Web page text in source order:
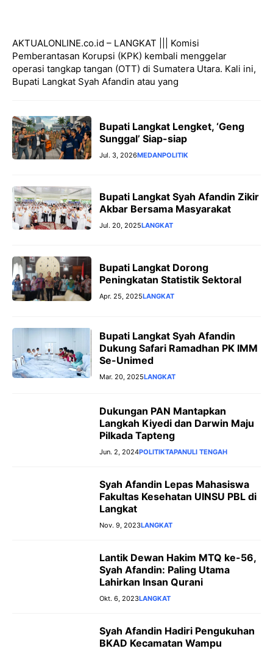
AKTUALONLINE.co.id – LANGKAT ||| Komisi
Pemberantasan Korupsi (KPK) kembali menggelar
operasi tangkap tangan (OTT) di Sumatera Utara. Kali ini,
Bupati Langkat Syah Afandin atau yang
Bupati Langkat Lengket, ‘Geng
Sunggal’ Siap-siap ‎
Jul. 3, 2026MEDANPOLITIK
Bupati Langkat Syah Afandin Zikir
Akbar Bersama Masyarakat
Jul. 20, 2025LANGKAT
Bupati Langkat Dorong
Peningkatan Statistik Sektoral
Apr. 25, 2025LANGKAT
Bupati Langkat Syah Afandin
Dukung Safari Ramadhan PK IMM
Se-Unimed
Mar. 20, 2025LANGKAT
Dukungan PAN Mantapkan
Langkah Kiyedi dan Darwin Maju
Pilkada Tapteng
Jun. 2, 2024POLITIKTAPANULI TENGAH
Syah Afandin Lepas Mahasiswa
Fakultas Kesehatan UINSU PBL di
Langkat
Nov. 9, 2023LANGKAT
Lantik Dewan Hakim MTQ ke-56,
Syah Afandin: Paling Utama
Lahirkan Insan Qurani
Okt. 6, 2023LANGKAT
Syah Afandin Hadiri Pengukuhan
BKAD Kecamatan Wampu